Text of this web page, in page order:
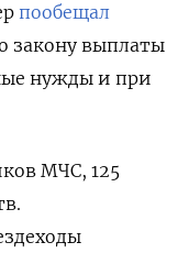
пообещал
закону выплаты
нужды и при
МЧС, 125